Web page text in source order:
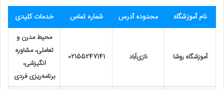
نام آموزشگاه محدوده آدرس شماره تماس خدمات کلیدی
آموزشگاه روشا نازی‌آباد 02155247141
محیط مدرن و
تعاملی، مشاوره
انگیزشی،
برنامه‌ریزی فردی